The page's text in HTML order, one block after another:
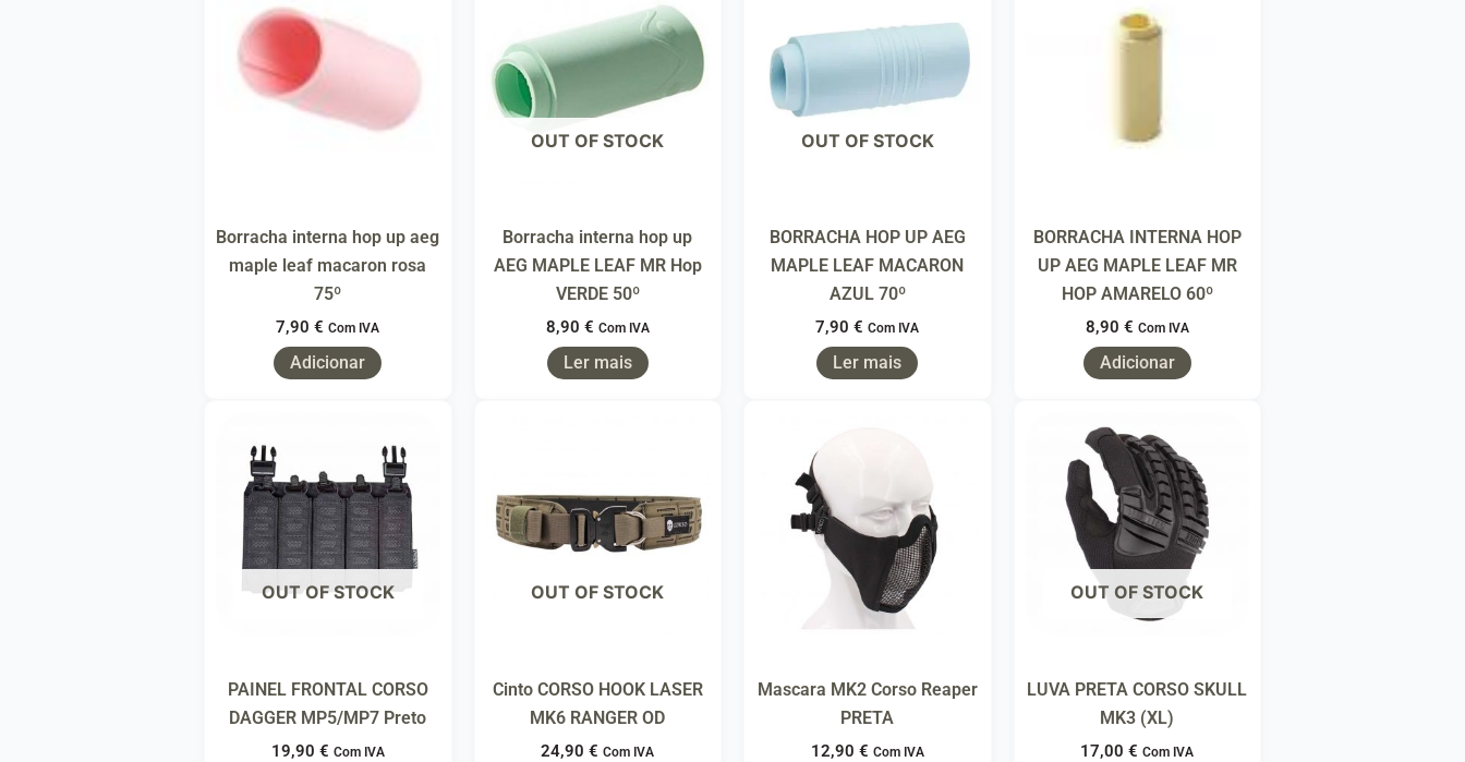
Borracha interna hop up aeg
maple leaf macaron rosa
75º
7,90€ Com IVA
Adicionar
OUT OF STOCK
Borracha interna hop up
AEG MAPLE LEAF MR Hop
VERDE 50º
8,90 € Com IVA
Ler mais
OUT OF STOCK
BORRACHA HOP UP AEG
MAPLE LEAF MACARON
AZUL 70º
7,90€ Com IVA
Ler mais
BORRACHA INTERNA HOP
UP AEG MAPLE LEAF MR
HOP AMARELO 60º
8,90 € Com IVA
Adicionar
OUT OF STOCK
PAINEL FRONTAL CORSO
DAGGER MP5/MP7 Preto
19,90 € Com IVA
OUT OF STOCK
Cinto CORSO HOOK LASER
MK6 RANGER OD
24,90€ Com IVA
Mascara MK2 Corso Reaper
PRETA
12,90 € Com IVA
OUT OF STOCK
LUVA PRETA CORSO SKULL
MK3 (XL)
17,00€ Com IVA